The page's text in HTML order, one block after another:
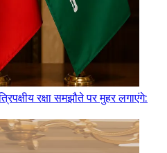
रक्षा समझौते पर मुहर लगाएंगे: